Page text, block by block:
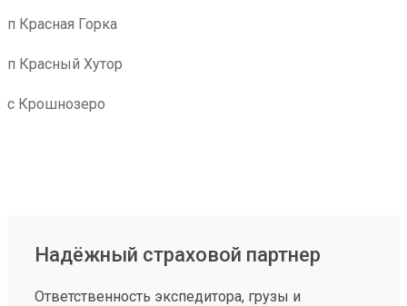
п Красная Горка
п Красный Хутор
с Крошнозеро
Надёжный страховой партнер
Ответственность экспедитора, грузы и